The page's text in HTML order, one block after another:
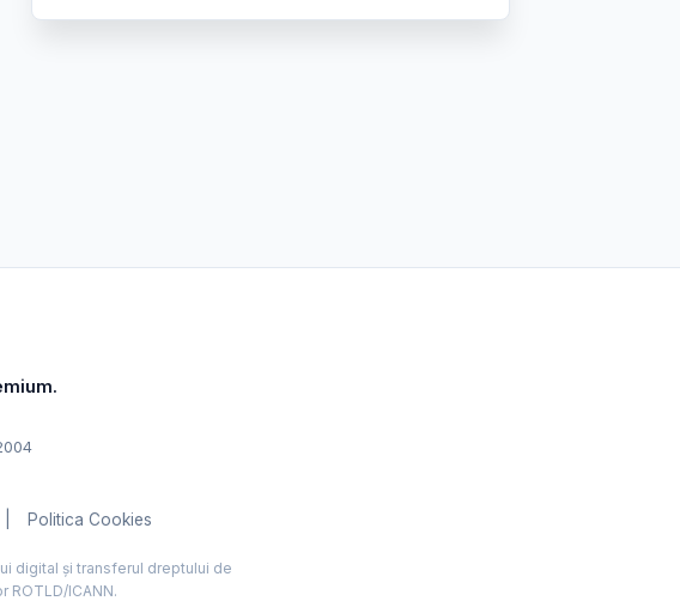
Politica Cookies
digital și transferul dreptului de
ROTLD/ICANN.